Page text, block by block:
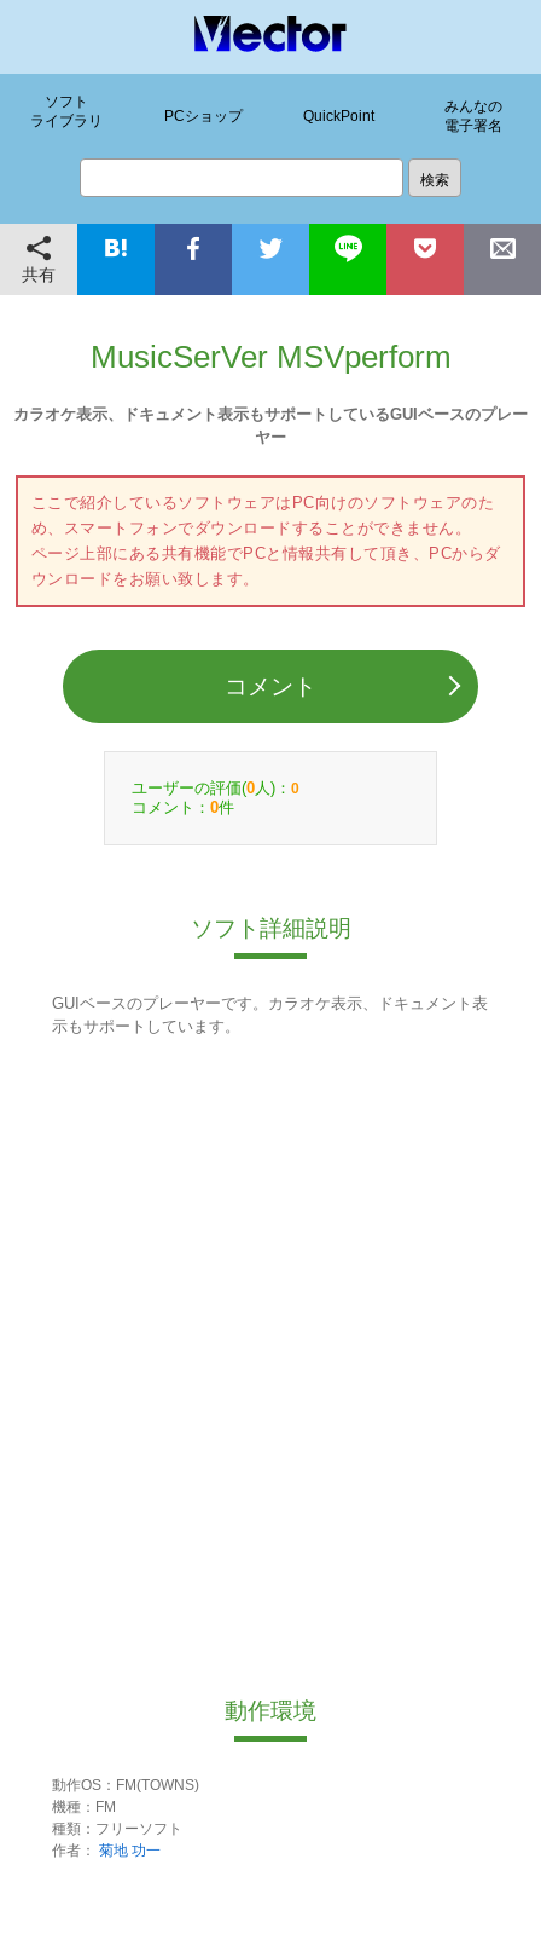
ソフト
ライブラリ
PCショップ QuickPoint
みんなの
電子署名
共有
MusicSerVer MSVperform
カラオケ表示、ドキュメント表示もサポートしているGUIベースのプレー
ヤー
ここで紹介しているソフトウェアはPC向けのソフトウェアのた
め、スマートフォンでダウンロードすることができません。
ページ上部にある共有機能でPCと情報共有して頂き、PCからダ
ウンロードをお願い致します。
コメント
ユーザーの評価(0 人)： 0
コメント： 0件
ソフト詳細説明
GUIベースのプレーヤーです。カラオケ表示、ドキュメント表
示もサポートしています。
動作環境
動作OS：FM(TOWNS)
機種：FM
種類：フリーソフト
作者： 菊地 功一